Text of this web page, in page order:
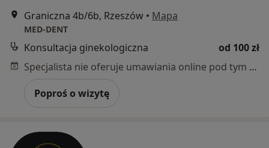
Graniczna 4b/6b, Rzeszów • Mapa
MED-DENT
Konsultacja ginekologiczna
od 100 zł
Specjalista nie oferuje umawiania online pod tym adresem.
Poproś o wizytę